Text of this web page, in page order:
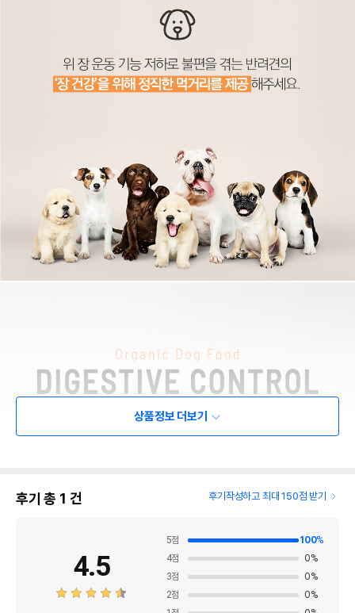
상품정보 더보기
후기 총 1 건 후기작성하고 최대 150점 받기
4.5
5점 100%
4점 0%
3점 0%
2점 0%